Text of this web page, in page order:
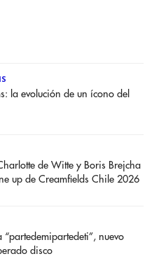
la evolución de un ícono del
de Witte y Boris Brejcha
up de Creamfields Chile 2026
“partedemipartedeti”, nuevo
disco